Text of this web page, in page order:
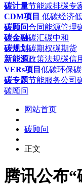
碳计量节能减排碳专
CDM项目 低碳经济
碳顾问合同能源管理
碳金融碳汇碳中和
碳规划碳期权碳期货
新能源政策法规碳信
VERs项目 低碳环保
碳专题节能服务公司
碳顾问
网站首页
碳顾问
正文
腾讯公布